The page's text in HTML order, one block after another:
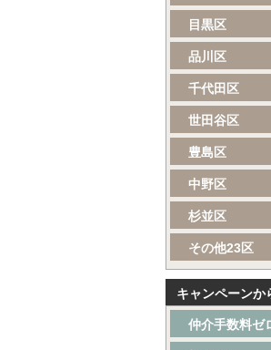
目黒区
品川区
千代田区
世田谷区
豊島区
中野区
杉並区
その他23区
キャンペーンか
仲介手数料ゼ